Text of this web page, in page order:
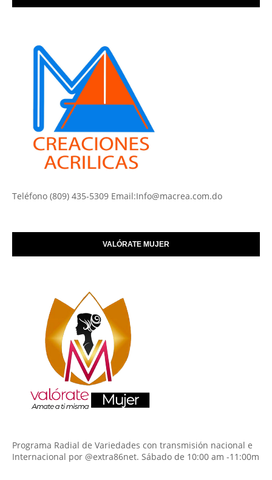
Teléfono (809) 435-5309 Email:Info@macrea.com.do
VALÓRATE MUJER
Programa Radial de Variedades con transmisión nacional e
Internacional por @extra86net. Sábado de 10:00 am -11:00m